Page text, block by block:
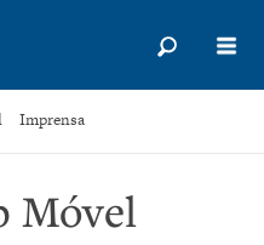
Imprensa
Móvel